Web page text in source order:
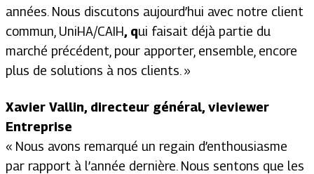
années. Nous discutons aujourd’hui avec notre client
commun, UniHA/CAIH, qui faisait déjà partie du
marché précédent pour apporter, ensemble, encore
plus de solutions à nos clients. »
Xavier Vallin, directeur général, vieviewer
Entreprise
« Nous avons remarqué un regain d’enthousiasme
par rapport à l’année dernière. Nous sentons que les